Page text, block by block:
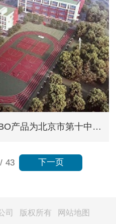
ZOBO卓邦教育案例 | ZOBO产品为北京市第十中学晓月苑新建校区打造智慧云广播系统解决方案
/ 43 下一页
司 版权所有 网站地图